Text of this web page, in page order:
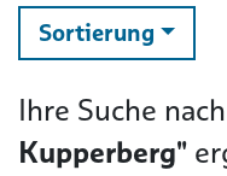
Sortierung ändern
Ihre Suche nach
Kupperberg"